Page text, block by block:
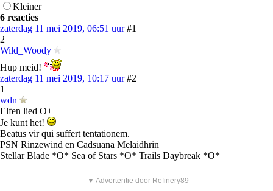
Kleiner
6 reacties
zaterdag 11 mei 2019, 06:51 uur #1
2
Wild_Woody
Hup meid!
zaterdag 11 mei 2019, 10:17 uur #2
1
wdn
Elfen lied O+
Je kunt het!
Beatus vir qui suffert tentationem.
PSN Rinzewind en Cadsuana Melaidhrin
Stellar Blade *O* Sea of Stars *O* Trails Daybreak *O*
▼ Advertentie door Refinery89